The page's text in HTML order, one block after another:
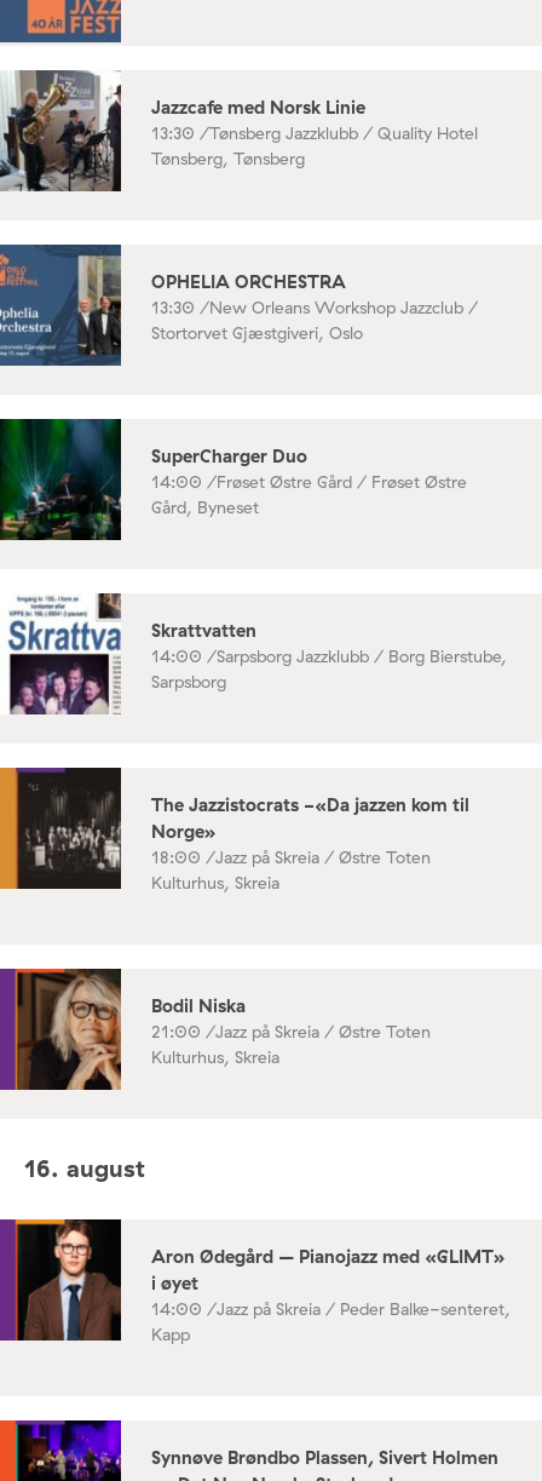
Jazzcafe med Norsk Linie
13:30 /Tønsberg Jazzklubb / Quality Hotel
Tønsberg, Tønsberg
OPHELIA ORCHESTRA
13:30 /New Orleans Workshop Jazzclub /
Stortorvet Gjæstgiveri, Oslo
SuperCharger Duo
14:00 /Frøset Østre Gård / Frøset Østre
Gård, Byneset
Skrattvatten
14:00 /Sarpsborg Jazzklubb / Borg Bierstube,
Sarpsborg
The Jazzistocrats -«Da jazzen kom til
Norge»
18:00 /Jazz på Skreia / Østre Toten
Kulturhus, Skreia
Bodil Niska
21:00 /Jazz på Skreia / Østre Toten
Kulturhus, Skreia
16. august
Aron Ødegård – Pianojazz med «GLIMT»
i øyet
14:00 /Jazz på Skreia / Peder Balke-senteret,
Kapp
Synnøve Brøndbo Plassen, Sivert Holmen